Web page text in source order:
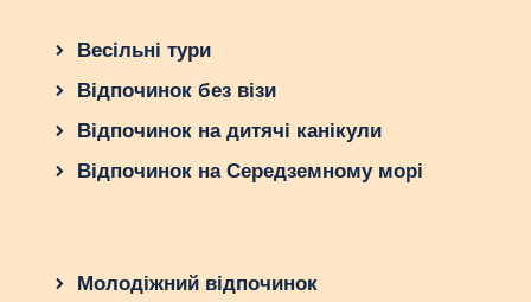
Весільні тури
Відпочинок без візи
Відпочинок на дитячі канікули
Відпочинок на Середземному морі
Молодіжний відпочинок